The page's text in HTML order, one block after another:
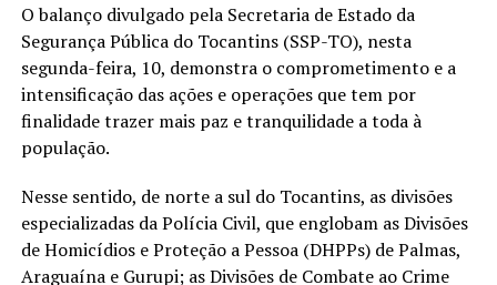
O balanço divulgado pela Secretaria de Estado da
Segurança Pública do Tocantins (SSP-TO), nesta
segunda-feira, 10, demonstra o comprometimento e a
intensificação das ações e operações que tem por
finalidade trazer mais paz e tranquilidade a toda à
população.
Nesse sentido, de norte a sul do Tocantins, as divisões
especializadas da Polícia Civil, que englobam as Divisões
de Homicídios e Proteção a Pessoa (DHPPs) de Palmas,
Araguaína e Gurupi; as Divisões de Combate ao Crime